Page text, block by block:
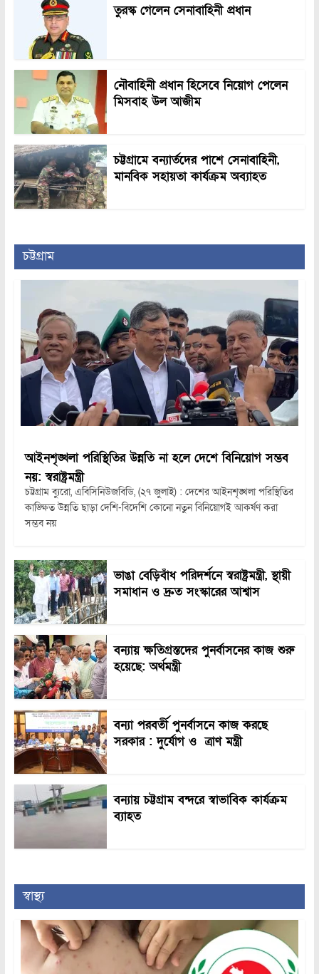
তুরস্ক গেলেন সেনাবাহিনী প্রধান
নৌবাহিনী প্রধান হিসেবে নিয়োগ পেলেন
মিসবাহ উল আজীম
চট্টগ্রামে বন্যার্তদের পাশে সেনাবাহিনী,
মানবিক সহায়তা কার্যক্রম অব্যাহত
চট্টগ্রাম
আইনশৃঙ্খলা পরিস্থিতির উন্নতি না হলে দেশে বিনিয়োগ সম্ভব
নয়: স্বরাষ্ট্রমন্ত্রী
চট্টগ্রাম ব্যুরো, এবিসিনিউজবিডি, (২৭ জুলাই) : দেশের আইনশৃঙ্খলা পরিস্থিতির
কাঙ্ক্ষিত উন্নতি ছাড়া দেশি-বিদেশি কোনো নতুন বিনিয়োগই আকর্ষণ করা
সম্ভব নয়
ভাঙা বেড়িবাঁধ পরিদর্শনে স্বরাষ্ট্রমন্ত্রী, স্থায়ী
সমাধান ও দ্রুত সংস্কারের আশ্বাস
বন্যায় ক্ষতিগ্রস্তদের পুনর্বাসনের কাজ শুরু
হয়েছে: অর্থমন্ত্রী
বন্যা পরবর্তী পুনর্বাসনে কাজ করছে
সরকার : দুর্যোগ ও ত্রাণ মন্ত্রী
বন্যায় চট্টগ্রাম বন্দরে স্বাভাবিক কার্যক্রম
ব্যাহত
স্বাস্থ্য